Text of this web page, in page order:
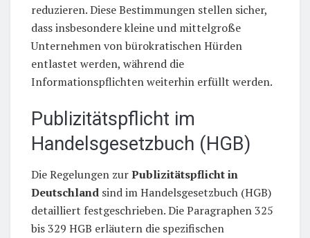
reduzieren. Diese Bestimmungen stellen sicher,
dass insbesondere kleine und mittelgroße
Unternehmen von bürokratischen Hürden
entlastet werden, während die
Informationspflichten weiterhin erfüllt werden.
Publizitätspflicht im
Handelsgesetzbuch (HGB)
Die Regelungen zurPublizitätspflicht in
Deutschland sind im Handelsgesetzbuch (HGB)
detailliert festgeschrieben. Die Paragraphen 325
bis 329 HGB erläutern die spezifischen